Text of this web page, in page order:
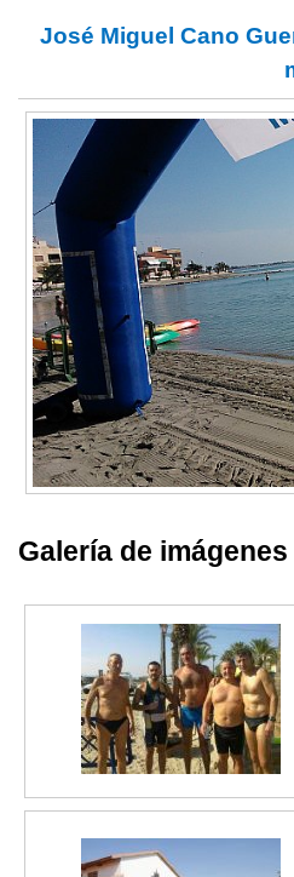
José Miguel Cano
Galería de imágenes